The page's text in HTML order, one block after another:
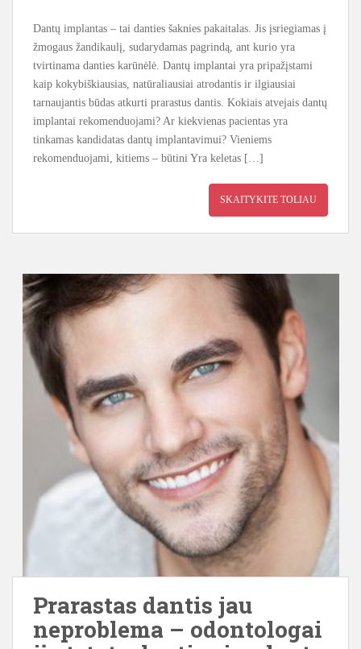
Dantų implantas – tai danties šaknies pakaitalas. Jis įsriegiamas į
žmogaus žandikaulį, sudarydamas pagrindą, ant kurio yra
tvirtinama danties karūnėlė. Dantų implantai yra pripažįstami
kaip kokybiškiausias, natūraliausiai atrodantis ir ilgiausiai
tarnaujantis būdas atkurti prarastus dantis. Kokiais atvejais dantų
implantai rekomenduojami? Ar kiekvienas pacientas yra
tinkamas kandidatas dantų implantavimui? Vieniems
rekomenduojami, kitiems – būtini Yra keletas […]
SKAITYKITE TOLIAU
Prarastas dantis jau
neproblema – odontologai